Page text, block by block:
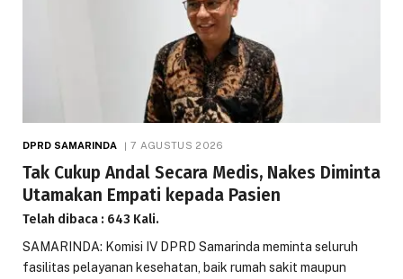
DPRD SAMARINDA 7 AGUSTUS 2026
Tak Cukup Andal Secara Medis, Nakes Diminta
Utamakan Empati kepada Pasien
Telah dibaca : 643 Kali.
SAMARINDA: Komisi IV DPRD Samarinda meminta seluruh
fasilitas pelayanan kesehatan, baik rumah sakit maupun